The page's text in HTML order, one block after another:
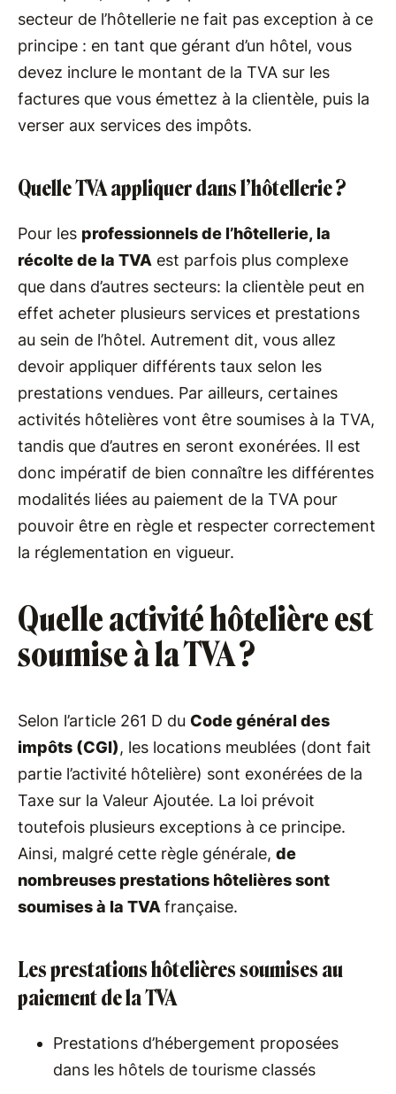
secteur de l’hôtellerie ne fait pas exception à ce
principe : en tant que gérant d’un hôtel, vous
devez inclure le montant de la TVA sur les
factures que vous émettez à la clientèle, puis la
verser aux services des impôts.
Quelle TVA appliquer dans l’hôtellerie ?
Pour les professionnels de l’hôtellerie, la
récolte de la TVA est parfois plus complexe
que dans d’autres secteurs: la clientèle peut en
effet acheter plusieurs services et prestations
au sein de l’hôtel. Autrement dit, vous allez
devoir appliquer différents taux selon les
prestations vendues. Par ailleurs, certaines
activités hôtelières vont être soumises à la TVA,
tandis que d’autres en seront exonérées. Il est
donc impératif de bien connaître les différentes
modalités liées au paiement de la TVA pour
pouvoir être en règle et respecter correctement
la réglementation en vigueur.
Quelle activité hôtelière est
soumise à la TVA ?
Selon l’article 261 D du Code général des
impôts (CGI), les locations meublées (dont fait
partie l’activité hôtelière) sont exonérées de la
Taxe sur la Valeur Ajoutée. La loi prévoit
toutefois plusieurs exceptions à ce principe.
Ainsi, malgré cette règle générale, de
nombreuses prestations hôtelières sont
soumises à la TVA française.
Les prestations hôtelières soumises au
paiement de la TVA
Prestations d’hébergement proposées
dans les hôtels de tourisme classés